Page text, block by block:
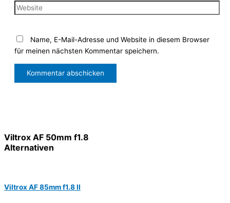
Name, E-Mail-Adresse und Website in diesem Browser
für meinen nächsten Kommentar speichern.
Viltrox AF 50mm f1.8
Alternativen
Viltrox AF 85mm f1.8 II